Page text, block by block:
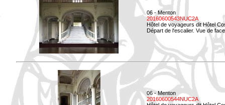
06 - Menton
20160600543NUC2A
Hôtel de voyageurs dit Hôtel
Départ de l'escalier. Vue de
06 - Menton
20160600544NUC2A